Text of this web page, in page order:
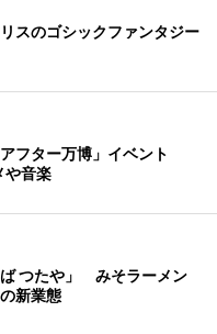
スのゴシックファンタジー
フター万博」イベント
や音楽
つたや」 みそラーメン
新業態